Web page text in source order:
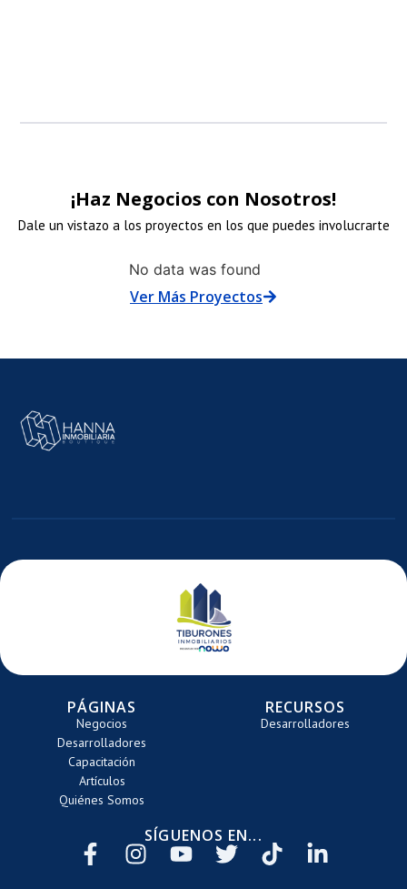
¡Haz Negocios con Nosotros!
Dale un vistazo a los proyectos en los que puedes involucrarte
No data was found
Ver Más Proyectos
PÁGINAS
Negocios
Desarrolladores
Capacitación
Artículos
Quiénes Somos
RECURSOS
Desarrolladores
SÍGUENOS EN...